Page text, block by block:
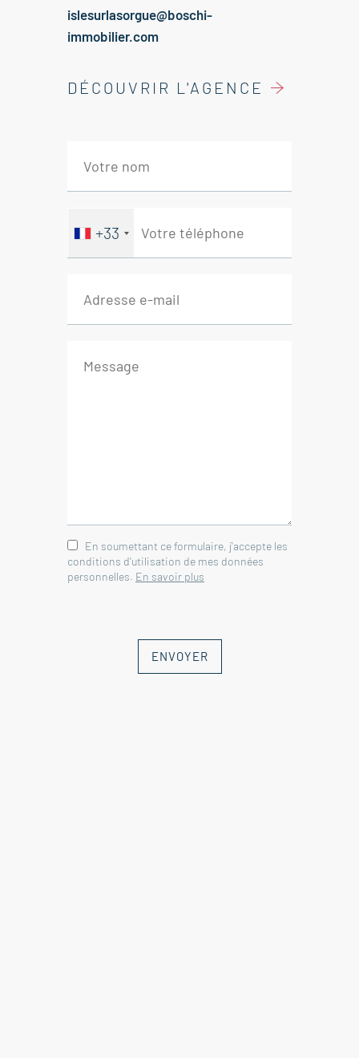
islesurlasorgue@boschi-
immobilier.com
DÉCOUVRIR L'AGENCE
+33
En soumettant ce formulaire, j'accepte les
conditions d'utilisation de mes données
personnelles. En savoir plus
ENVOYER